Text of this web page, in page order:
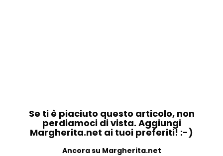
Se ti è piaciuto questo articolo, non
perdiamoci di vista. Aggiungi
Margherita.net ai tuoi preferiti! :-)
Ancora su Margherita.net